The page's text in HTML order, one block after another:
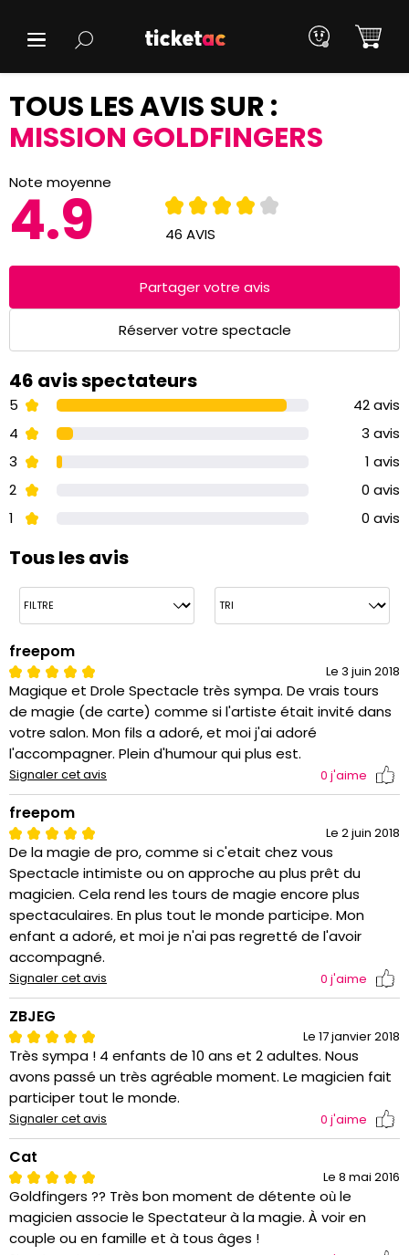
TOUS LES AVIS SUR :
MISSION GOLDFINGERS
Note moyenne
4.9 46 AVIS
Réserver votre spectacle
Partager votre avis
46 avis spectateurs
5
42 avis
4
3 avis
3
1 avis
2
0 avis
1
0 avis
Tous les avis
freepom
Le 3 juin 2018
Magique et Drole Spectacle très sympa. De vrais tours
de magie (de carte) comme si l'artiste était invité dans
votre salon. Mon fils a adoré, et moi j'ai adoré
l'accompagner. Plein d'humour qui plus est.
Signaler cet avis 0 j'aime
freepom
Le 2 juin 2018
De la magie de pro, comme si c'etait chez vous
Spectacle intimiste ou on approche au plus prêt du
magicien. Cela rend les tours de magie encore plus
spectaculaires. En plus tout le monde participe. Mon
enfant a adoré, et moi je n'ai pas regretté de l'avoir
accompagné.
Signaler cet avis 0 j'aime
ZBJEG
Le 17 janvier 2018
Très sympa ! 4 enfants de 10 ans et 2 adultes. Nous
avons passé un très agréable moment. Le magicien fait
participer tout le monde.
Signaler cet avis 0 j'aime
Cat
Le 8 mai 2016
Goldfingers ?? Très bon moment de détente où le
magicien associe le Spectateur à la magie. À voir en
couple ou en famille et à tous âges !